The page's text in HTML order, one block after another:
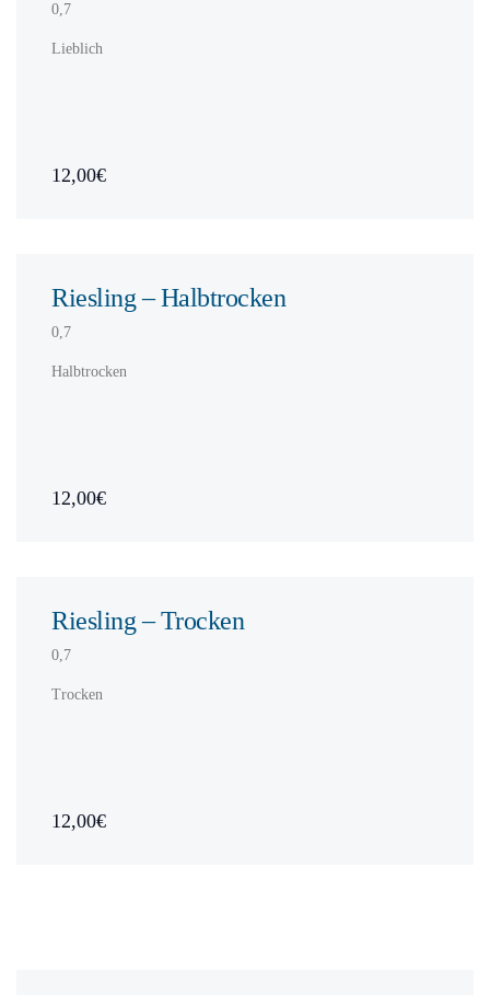
0,7
Lieblich
12,00€
Riesling – Halbtrocken
0,7
Halbtrocken
12,00€
Riesling – Trocken
0,7
Trocken
12,00€